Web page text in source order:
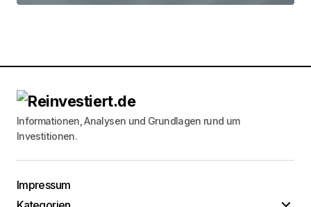
Informationen, Analysen und Grundlagen rund um
Investitionen.
Impressum